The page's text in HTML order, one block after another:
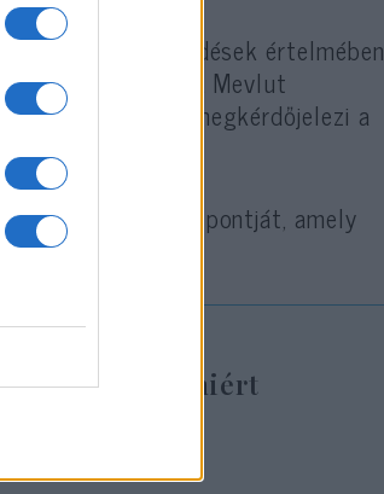
1947-es szerződések értelmében
fel őket. Mevlut
Törökország megkérdőjelezi a
így tenne.
Törökország álláspontját, amely
felett.
amiért
iskoláit